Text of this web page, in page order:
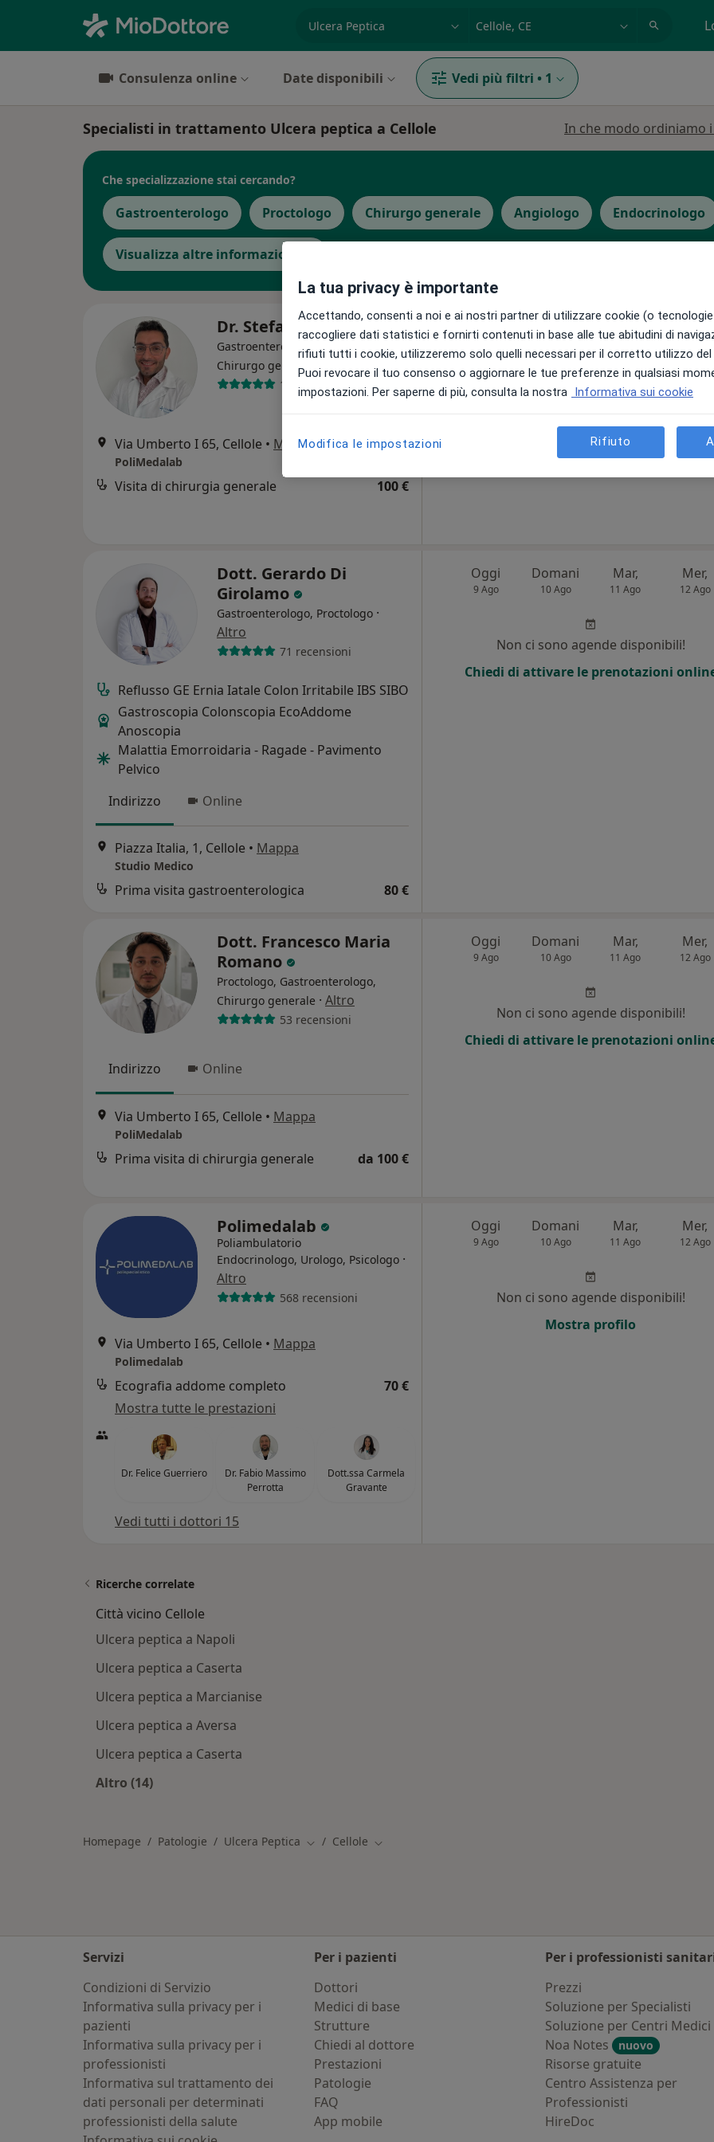
Consulenza online Date disponibili Vedi più filtri • 1
Specialisti in trattamento Ulcera peptica a Cellole In che modo ordiniamo
Che specializzazione stai cercando?
Gastroenterologo Proctologo Chirurgo generale Angiologo Endocrinologo
Visualizza altre informazioni
Dr. Stefano Perrotta
Gastroenterologo, Angiologo,
Chirurgo generale
·
148 recensioni
Via Umberto I 65, Cellole • Mappa
PoliMedalab
Visita di chirurgia generale 100 €
Oggi
9 Ago
Domani
10 Ago
Mar,
11 Ago
Mer,
12 Ago
Non ci sono agende disponibili!
Chiedi di attivare le prenotazioni
Dott. Gerardo Di
Girolamo
Gastroenterologo, Proctologo ·
Altro
71 recensioni
Reflusso GE Ernia Iatale Colon Irritabile IBS SIBO
Gastroscopia Colonscopia EcoAddome
Anoscopia
Malattia Emorroidaria - Ragade - Pavimento
Pelvico
Indirizzo
Online
Piazza Italia, 1, Cellole • Mappa
Studio Medico
Prima visita gastroenterologica 80 €
Oggi
9 Ago
Domani
10 Ago
Mar,
11 Ago
Mer,
12 Ago
Non ci sono agende disponibili!
Chiedi di attivare le prenotazioni
Dott. Francesco Maria
Romano
Proctologo, Gastroenterologo,
Chirurgo generale · Altro
53 recensioni
Indirizzo Online
Via Umberto I 65, Cellole • Mappa
PoliMedalab
Prima visita di chirurgia generale da 100 €
Oggi
9 Ago
Domani
10 Ago
Mar,
11 Ago
Mer,
12 Ago
Non ci sono agende disponibili!
Chiedi di attivare le prenotazioni
Polimedalab
Poliambulatorio
Endocrinologo, Urologo, Psicologo ·
Altro
568 recensioni
Via Umberto I 65, Cellole • Mappa
Polimedalab
Ecografia addome completo
70 €
Mostra tutte le prestazioni
Dr. Felice Guerriero
Dr. Fabio Massimo
Perrotta
Dott.ssa Carmela
Gravante
Vedi tutti i dottori 15
Oggi
9 Ago
Domani
10 Ago
Mar,
11 Ago
Mer,
12 Ago
Non ci sono agende disponibili!
Mostra profilo
Ricerche correlate
Città vicino Cellole
Ulcera peptica a Napoli
Ulcera peptica a Caserta
Ulcera peptica a Marcianise
Ulcera peptica a Aversa
Ulcera peptica a Caserta
Altro (14)
Homepage Patologie Ulcera Peptica Cambia città
Cellole Cambia città
Servizi
Condizioni di Servizio
Informativa sulla privacy per i
pazienti
Informativa sulla privacy per i
professionisti
Informativa sul trattamento dei
dati personali per determinati
professionisti della salute
Per i pazienti
Dottori
Medici di base
Strutture
Chiedi al dottore
Prestazioni
Patologie
FAQ
App mobile
Per i professionisti
Prezzi
Soluzione per Specialisti
Soluzione per Centri Medici
Noa Notes
nuovo
Risorse gratuite
Centro Assistenza per
Professionisti
HireDoc
La tua privacy è importante
Accettando, consenti a noi e ai nostri partner di utilizzare cookie (o
raccogliere dati statistici e fornirti contenuti in base alle tue abitudini di
rifiuti tutti i cookie, utilizzeremo solo quelli necessari per il corretto utilizzo
Puoi revocare il tuo consenso o aggiornare le tue preferenze in qualsiasi
impostazioni. Per saperne di più, consulta la nostra Informativa sui cookie
Modifica le impostazioni Rifiuto